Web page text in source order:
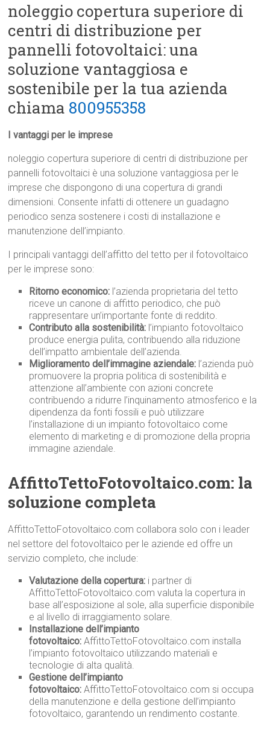
noleggio copertura superiore di
centri di distribuzione per
pannelli fotovoltaici: una
soluzione vantaggiosa e
sostenibile per la tua azienda
chiama 800955358
I vantaggi per le imprese
noleggio copertura superiore di centri di distribuzione per
pannelli fotovoltaici è una soluzione vantaggiosa per le
imprese che dispongono di una copertura di grandi
dimensioni. Consente infatti di ottenere un guadagno
periodico senza sostenere i costi di installazione e
manutenzione dell’impianto.
I principali vantaggi dell’affitto del tetto per il fotovoltaico
per le imprese sono:
Ritorno economico: l’azienda proprietaria del tetto
riceve un canone di affitto periodico, che può
rappresentare un’importante fonte di reddito.
Contributo alla sostenibilità: l’impianto fotovoltaico
produce energia pulita, contribuendo alla riduzione
dell’impatto ambientale dell’azienda.
Miglioramento dell’immagine aziendale: l’azienda può
promuovere la propria politica di sostenibilità e
attenzione all’ambiente con azioni concrete
contribuendo a ridurre l’inquinamento atmosferico e la
dipendenza da fonti fossili e può utilizzare
l’installazione di un impianto fotovoltaico come
elemento di marketing e di promozione della propria
immagine aziendale.
AffittoTettoFotovoltaico.com: la
soluzione completa
AffittoTettoFotovoltaico.com collabora solo con i leader
nel settore del fotovoltaico per le aziende ed offre un
servizio completo, che include:
Valutazione della copertura: i partner di
AffittoTettoFotovoltaico.com valuta la copertura in
base all’esposizione al sole, alla superficie disponibile
e al livello di irraggiamento solare.
Installazione dell’impianto
fotovoltaico: AffittoTettoFotovoltaico.com installa
l’impianto fotovoltaico utilizzando materiali e
tecnologie di alta qualità.
Gestione dell’impianto
fotovoltaico: AffittoTettoFotovoltaico.com si occupa
della manutenzione e della gestione dell’impianto
fotovoltaico, garantendo un rendimento costante.